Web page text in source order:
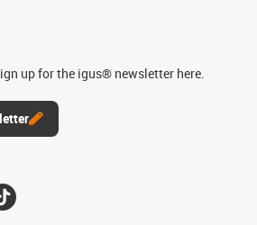
up for the igus® newsletter here.